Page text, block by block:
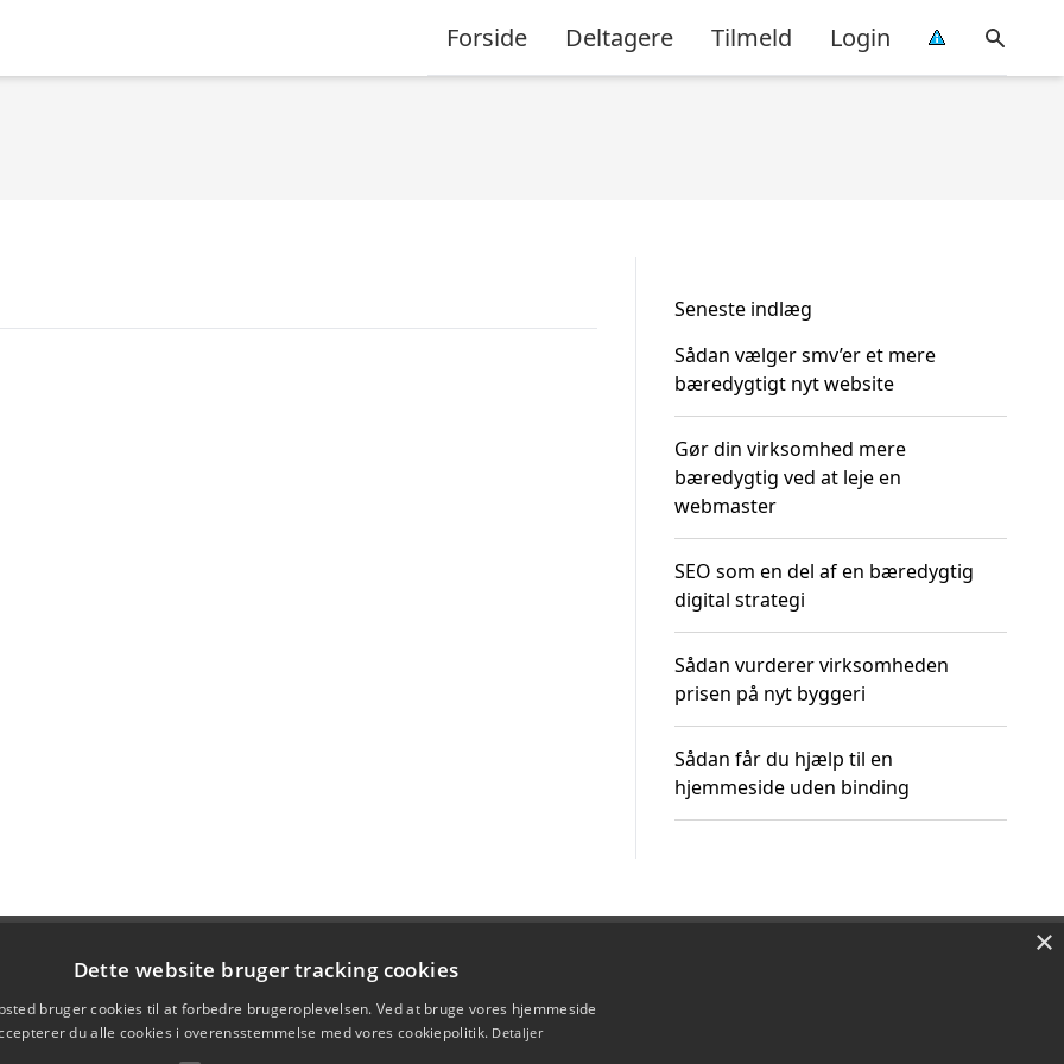
Forside Deltagere Tilmeld Login
Seneste indlæg
Sådan vælger smv’er et mere
bæredygtigt nyt website
Gør din virksomhed mere
bæredygtig ved at leje en
webmaster
SEO som en del af en bæredygtig
digital strategi
Sådan vurderer virksomheden
prisen på nyt byggeri
Sådan får du hjælp til en
hjemmeside uden binding
×
Dette website bruger tracking cookies
bruger cookies til at forbedre brugeroplevelsen. Ved at bruge vores hjemmeside
du alle cookies i overensstemmelse med vores cookiepolitik. Detaljer